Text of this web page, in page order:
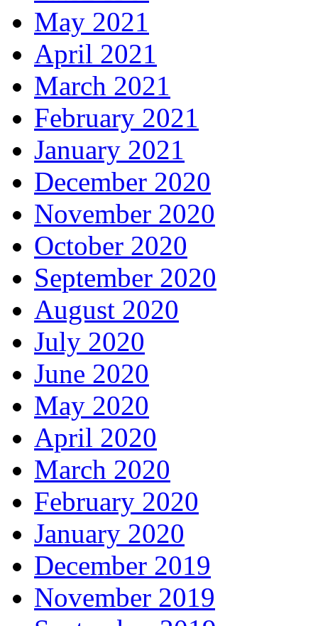
May 2021
April 2021
March 2021
February 2021
January 2021
December 2020
November 2020
October 2020
September 2020
August 2020
July 2020
June 2020
May 2020
April 2020
March 2020
February 2020
January 2020
December 2019
November 2019